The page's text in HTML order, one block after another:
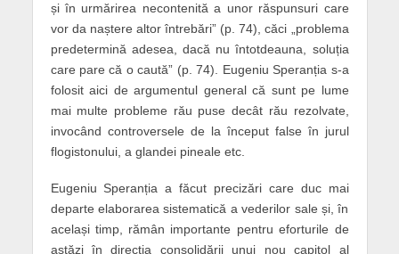
și în urmărirea necontenită a unor răspunsuri care
vor da naștere altor întrebări” (p. 74), căci „problema
predetermină adesea, dacă nu întotdeauna, soluția
care pare că o caută” (p. 74). Eugeniu Speranția s-a
folosit aici de argumentul general că sunt pe lume
mai multe probleme rău puse decât rău rezolvate,
invocând controversele de la început false în jurul
flogistonului, a glandei pineale etc.
Eugeniu Speranția a făcut precizări care duc mai
departe elaborarea sistematică a vederilor sale și, în
același timp, rămân importante pentru eforturile de
astăzi în direcția consolidării unui nou capitol al